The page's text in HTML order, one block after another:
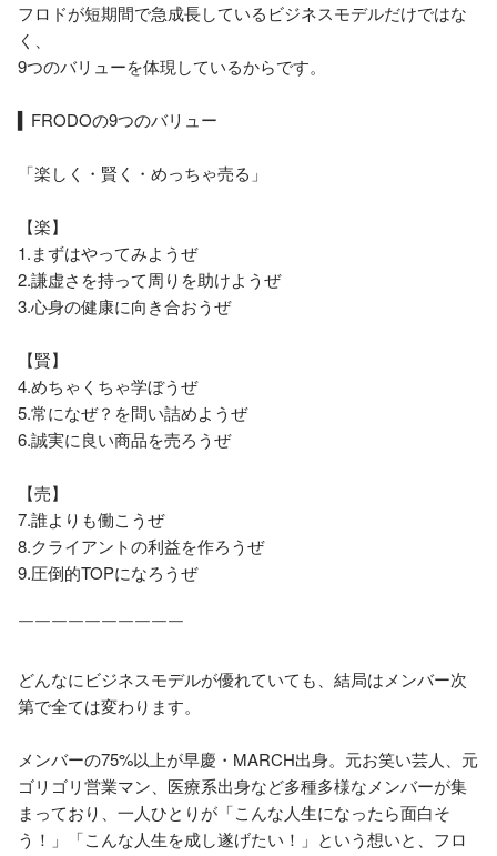
フロドが短期間で急成長しているビジネスモデルだけではな
く、
9つのバリューを体現しているからです。
▍FRODOの9つのバリュー
「楽しく・賢く・めっちゃ売る」
【楽】
1.まずはやってみようぜ
2.謙虚さを持って周りを助けようぜ
3.心身の健康に向き合おうぜ
【賢】
4.めちゃくちゃ学ぼうぜ
5.常になぜ？を問い詰めようぜ
6.誠実に良い商品を売ろうぜ
【売】
7.誰よりも働こうぜ
8.クライアントの利益を作ろうぜ
9.圧倒的TOPになろうぜ
￣￣￣￣￣￣￣￣￣￣
どんなにビジネスモデルが優れていても、結局はメンバー次
第で全ては変わります。
メンバーの75%以上が早慶・MARCH出身。元お笑い芸人、元
ゴリゴリ営業マン、医療系出身など多種多様なメンバーが集
まっており、一人ひとりが「こんな人生になったら面白そ
う！」「こんな人生を成し遂げたい！」という想いと、フロ